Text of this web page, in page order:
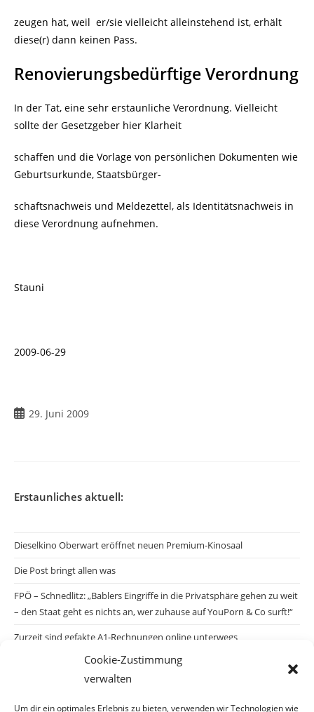
Cookie-Zustimmung
verwalten
Um dir ein optimales Erlebnis zu bieten, verwenden wir Technologien wie
zeugen hat, weil er/sie vielleicht alleinstehend ist, erhält
diese(r) dann keinen Pass.
Renovierungsbedürftige Verordnung
In der Tat, eine sehr erstaunliche Verordnung. Vielleicht
sollte der Gesetzgeber hier Klarheit
schaffen und die Vorlage von persönlichen Dokumenten wie
Geburtsurkunde, Staatsbürger-
schaftsnachweis und Meldezettel, als Identitätsnachweis in
diese Verordnung aufnehmen.
Stauni
2009-06-29
Beitrag29. Juni 2009
Erstaunliches aktuell:
Dieselkino Oberwart eröffnet neuen Premium-Kinosaal
Die Post bringt allen was
FPÖ – Schnedlitz: „Bablers Eingriffe in die Privatsphäre gehen zu weit
– den Staat geht es nichts an, wer zuhause auf YouPorn & Co surft!“
Zurzeit sind gefakte A1-Rechnungen online unterwegs
Salzburgs Juden und ihre Sicherheit: „Erst nach einem Anschlag wäre
die Gefahr endlich konkret!“
Biologisches Wunder in Ceuta